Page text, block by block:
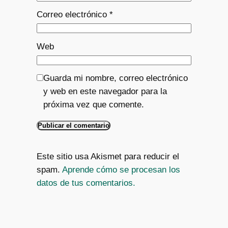
Correo electrónico *
Web
Guarda mi nombre, correo electrónico
y web en este navegador para la
próxima vez que comente.
Este sitio usa Akismet para reducir el
spam. Aprende cómo se procesan los
datos de tus comentarios.